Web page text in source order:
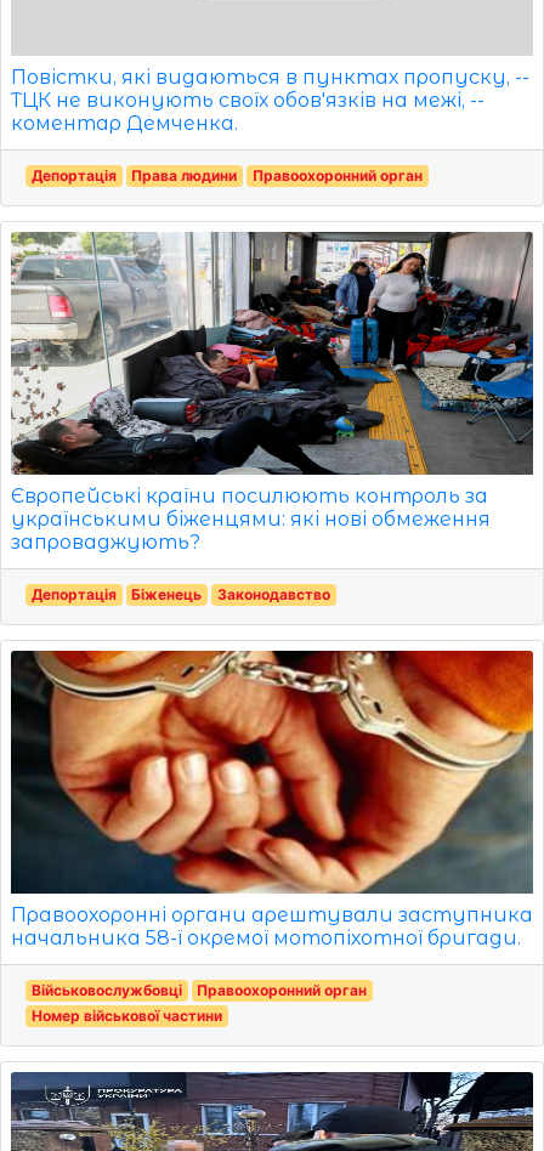
Повістки, які видаються в пунктах пропуску, --
ТЦК не виконують своїх обов'язків на межі, --
коментар Демченка.
Депортація Права людини Правоохоронний орган
Європейські країни посилюють контроль за
українськими біженцями: які нові обмеження
запроваджують?
Депортація Біженець Законодавство
Правоохоронні органи арештували заступника
начальника 58-ї окремої мотопіхотної бригади.
Військовослужбовці
Правоохоронний орган
Номер військової частини